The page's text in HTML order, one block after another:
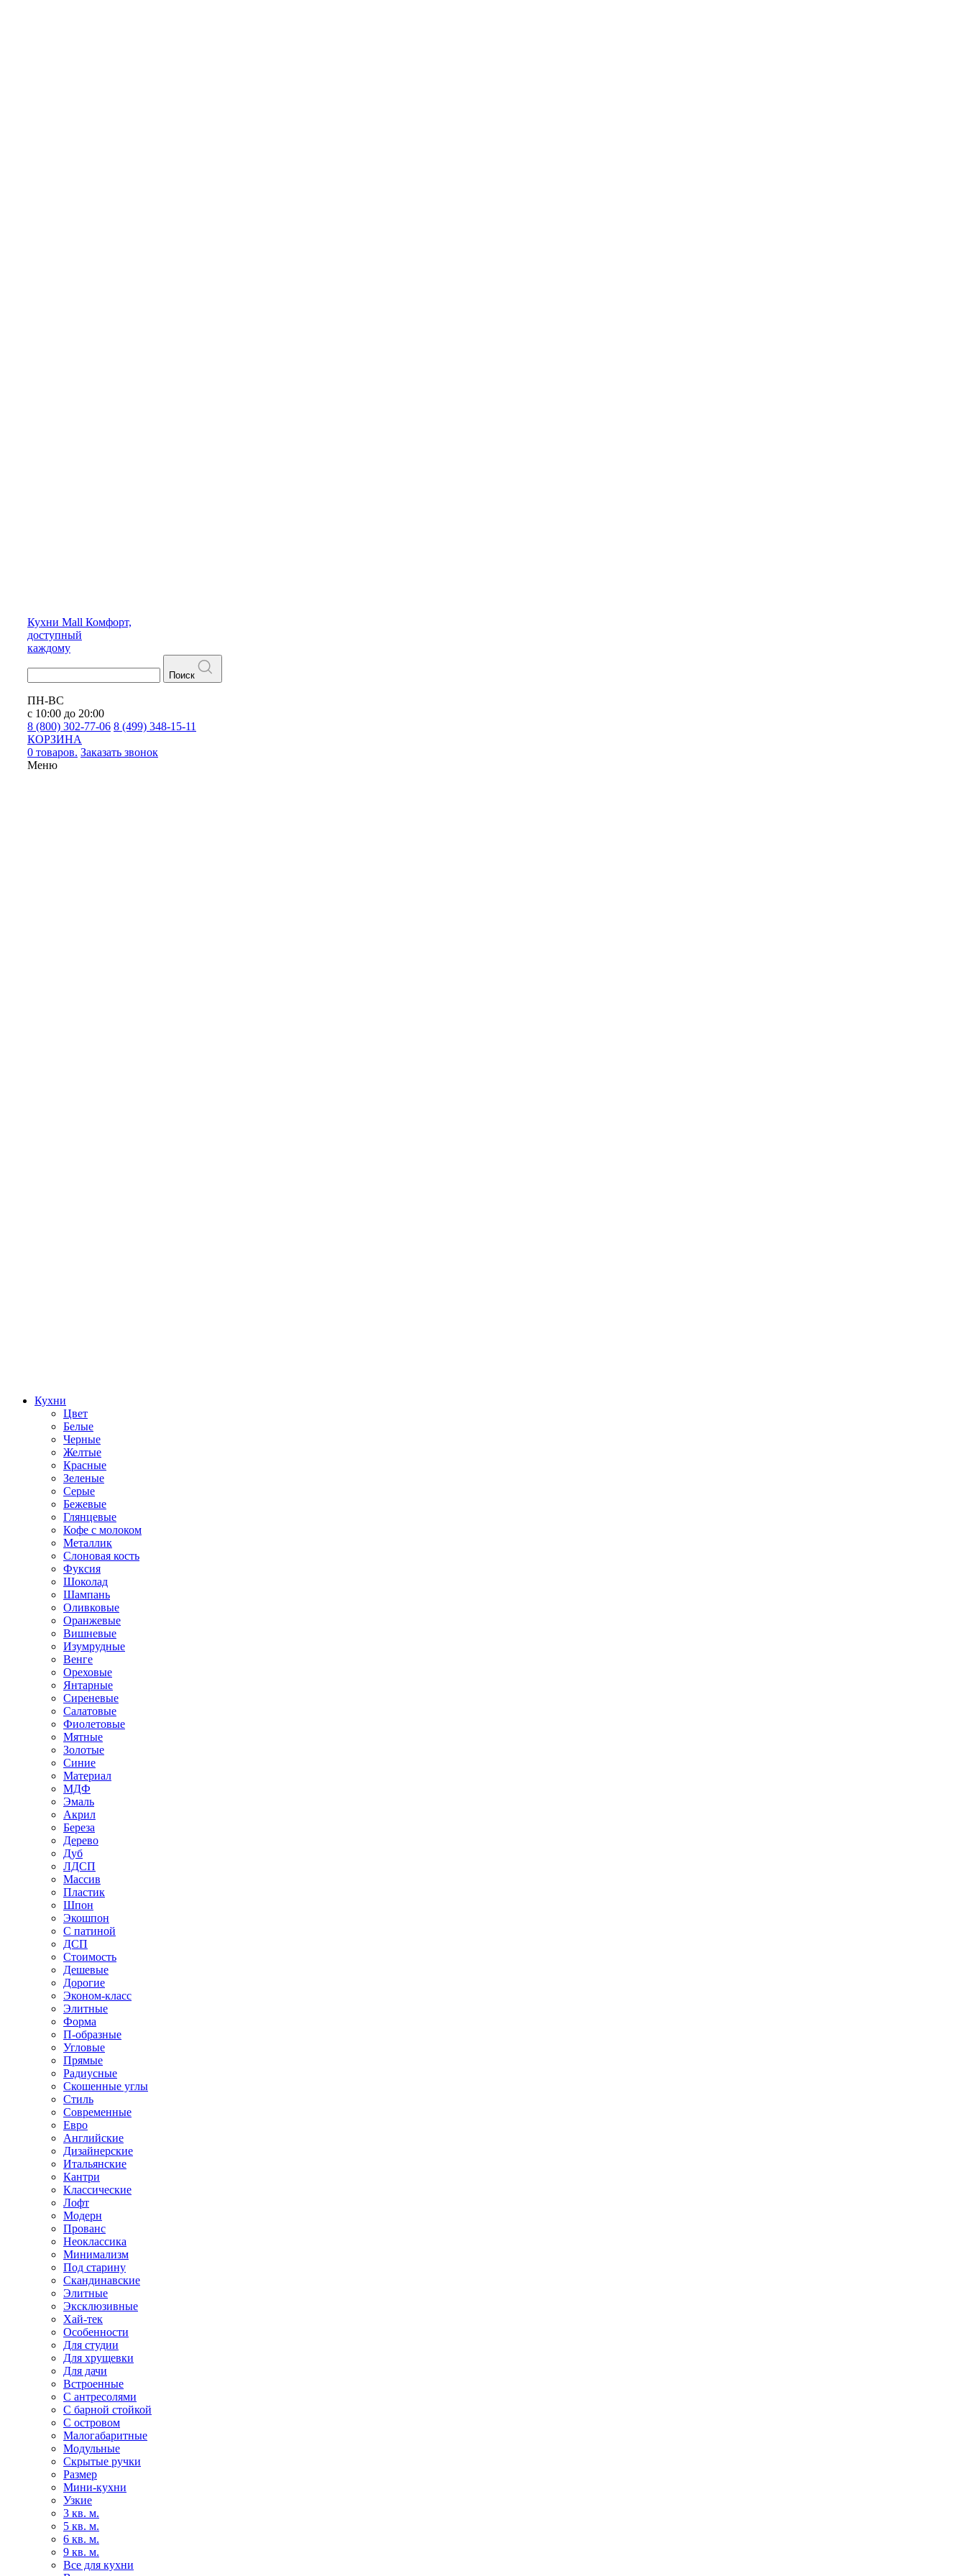
Кухни Mall Комфорт,
доступный
каждому
Поиск
ПН-ВС
с 10:00 до 20:00
8 (800) 302-77-06 8 (499) 348-15-11
КОРЗИНА
0 товаров. Заказать звонок
Меню
Кухни
Цвет
Белые
Черные
Желтые
Красные
Зеленые
Серые
Бежевые
Глянцевые
Кофе с молоком
Металлик
Слоновая кость
Фуксия
Шоколад
Шампань
Оливковые
Оранжевые
Вишневые
Изумрудные
Венге
Ореховые
Янтарные
Сиреневые
Салатовые
Фиолетовые
Мятные
Золотые
Синие
Материал
МДФ
Эмаль
Акрил
Береза
Дерево
Дуб
ЛДСП
Массив
Пластик
Шпон
Экошпон
С патиной
ДСП
Стоимость
Дешевые
Дорогие
Эконом-класс
Элитные
Форма
П-образные
Угловые
Прямые
Радиусные
Скошенные углы
Стиль
Современные
Евро
Английские
Дизайнерские
Итальянские
Кантри
Классические
Лофт
Модерн
Прованс
Неоклассика
Минимализм
Под старину
Скандинавские
Элитные
Эксклюзивные
Хай-тек
Особенности
Для студии
Для хрущевки
Для дачи
Встроенные
С антресолями
С барной стойкой
С островом
Малогабаритные
Модульные
Скрытые ручки
Размер
Мини-кухни
Узкие
3 кв. м.
5 кв. м.
6 кв. м.
9 кв. м.
Все для кухни